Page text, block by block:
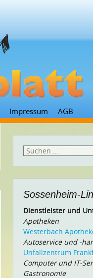
Impressum AGB
Suchen
Sossenheim-
Dienstleister und
Apotheken
Westerbach
Autoservice und -
Unfallzentrum
Computer und IT-
Gastronomie